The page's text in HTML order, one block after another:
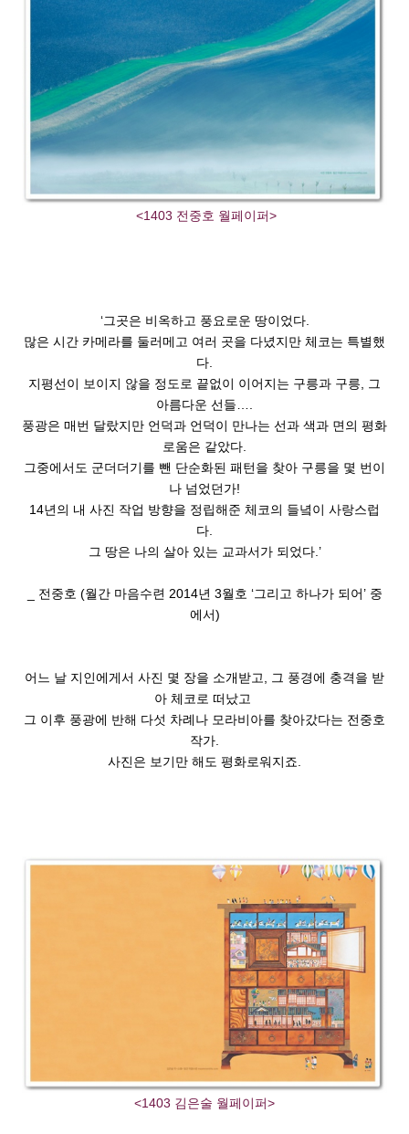
<1403 전중호 월페이퍼>
‘그곳은 비옥하고 풍요로운 땅이었다.
많은 시간 카메라를 둘러메고 여러 곳을 다녔지만 체코는 특별했
다
지평선이 보이지 않을 정도로 끝없이 이어지는 구릉과 구릉
그
아름다운 선들
풍광은 매번 달랐지만 언덕과 언덕이 만나는 선과 색과 면의 평화
로움은 같았다
그중에서도 군더더기를 뺀 단순화된 패턴을 찾아 구릉을 몇 번이
나 넘었던가!
14년의 내 사진 작업 방향을 정립해준 체코의 들녘이 사랑스럽
다
그 땅은 나의 살아 있는 교과서가 되었다.’
전중호 (월간 마음수련 2014년 3월호 ‘그리고 하나가 되어’ 중
에서)
어느 날 지인에게서 사진 몇 장을 소개받고
그 풍경에 충격을 받
아 체코로 떠났고
그 이후 풍광에 반해 다섯 차례나 모라비아를 찾아갔다는 전중호
작가
사진은 보기만 해도 평화로워지죠
<1403 김은술 월페이퍼>